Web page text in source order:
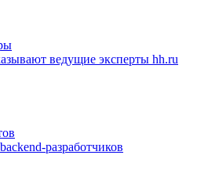
ведущие эксперты hh.ru
разработчиков